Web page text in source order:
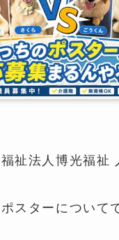
祉法人博光福祉
スターについて